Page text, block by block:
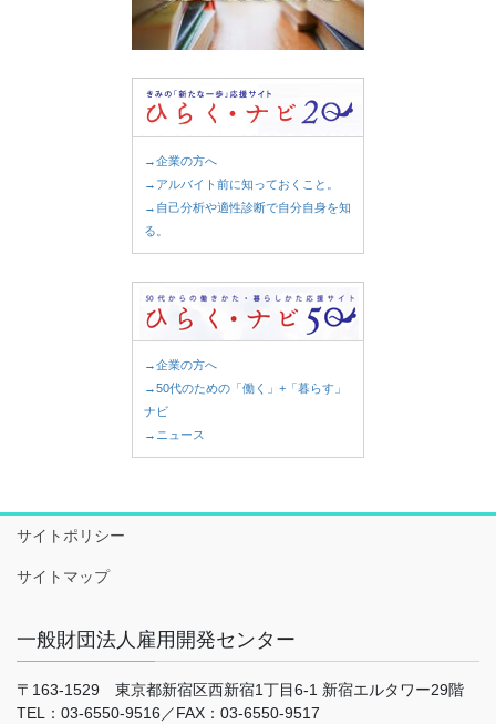
→企業の方へ
→アルバイト前に知っておくこと。
→自己分析や適性診断で自分自身を知
る。
→企業の方へ
→50代のための「働く」+「暮らす」
ナビ
→ニュース
サイトポリシー
サイトマップ
一般財団法人雇用開発センター
〒163-1529 東京都新宿区西新宿1丁目6-1 新宿エルタワー29階
TEL：03-6550-9516／FAX：03-6550-9517